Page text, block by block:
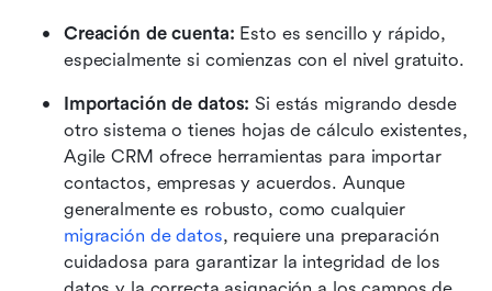
Creación de cuenta: Esto es sencillo y rápido,
especialmente si comienzas con el nivel gratuito.
Importación de datos: Si estás migrando desde
otro sistema o tienes hojas de cálculo existentes,
Agile CRM ofrece herramientas para importar
contactos, empresas y acuerdos. Aunque
migración de datos, requiere una preparación
cuidadosa para garantizar la integridad de los